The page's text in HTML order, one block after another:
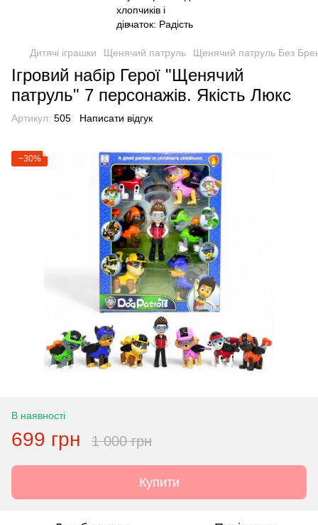
Дитячі іграшки Щенячий патруль Щенячий патруль Без
Ігровий набір Герої "Щенячий
патруль" 7 персонажів. Якість Люкс
Артикул: 505 Написати відгук
−30%
В наявності
699 грн 1 000 грн
Купити